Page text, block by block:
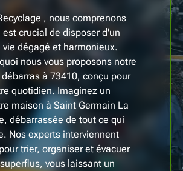
, nous comprenons
crucial de disposer d'un
vie dégagé et harmonieux.
nous vous proposons notre
à 73410, conçu pour
quotidien. Imaginez un
maison à Saint Germain La
débarrassée de tout ce qui
Nos experts interviennent
trier, organiser et évacuer
vous laissant un